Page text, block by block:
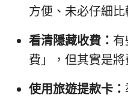
方便、未必仔細比
看清隱藏收費：
費」，但其實是
使用旅遊提款卡：